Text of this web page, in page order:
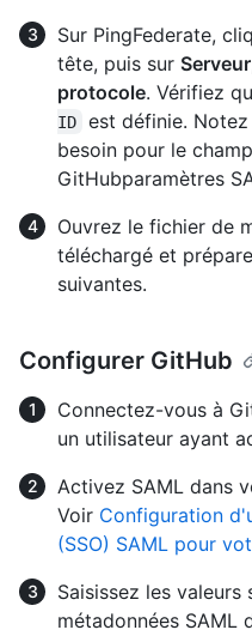
Sur PingFederate,
tête, puis sur Serveur
protocole. Vérifiez
ID
est définie.
besoin pour le
GitHubparamètres
Ouvrez le fichier de
téléchargé et
suivantes.
Configurer GitHub
Connectez-vous à
un utilisateur ayant
Activez SAML dans
Voir Configuration
(SSO) SAML pour
Saisissez les
métadonnées SAML